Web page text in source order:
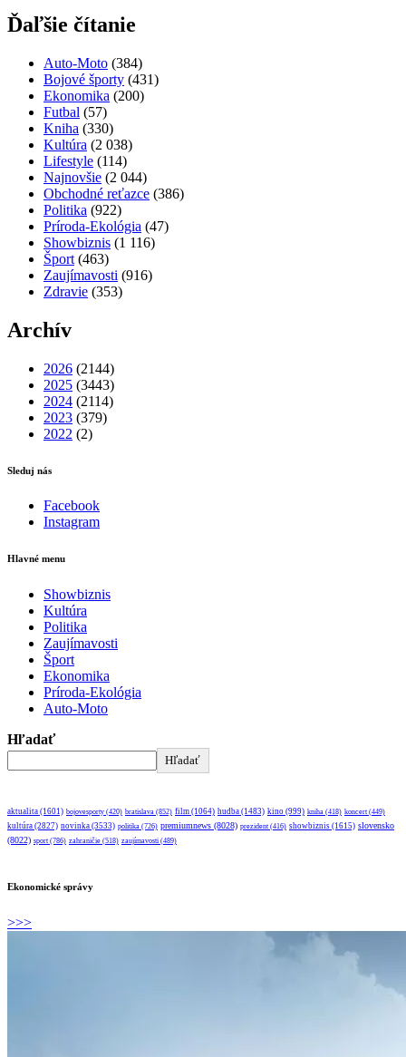
Ďaľšie čítanie
Auto-Moto (384)
Bojové športy (431)
Ekonomika (200)
Futbal (57)
Kniha (330)
Kultúra (2 038)
Lifestyle (114)
Najnovšie (2 044)
Obchodné reťazce (386)
Politika (922)
Príroda-Ekológia (47)
Showbiznis (1 116)
Šport (463)
Zaujímavosti (916)
Zdravie (353)
Archív
2026 (2144)
2025 (3443)
2024 (2114)
2023 (379)
2022 (2)
Sleduj nás
Facebook
Instagram
Hlavné menu
Showbiznis
Kultúra
Politika
Zaujímavosti
Šport
Ekonomika
Príroda-Ekológia
Auto-Moto
Hľadať
Hľadať
aktualita (1601) bojovesporty (420) bratislava (852) film (1064) hudba (1483) kino (999) kniha (418) koncert (449)
kultúra (2827) novinka (3533) politika (726) premiumnews (8028) prezident (416) showbiznis (1615) slovensko
(8022) sport (786) zahraničie (518) zaujímavosti (489)
Ekonomické správy
>>>